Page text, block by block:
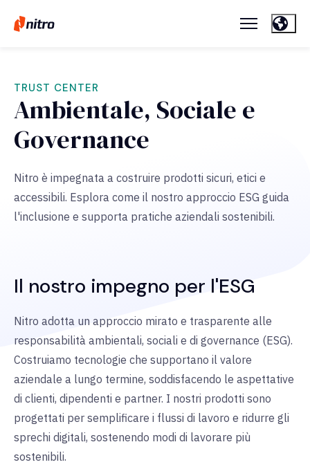
TRUST CENTER
Ambientale, Sociale e
Governance
Nitro è impegnata a costruire prodotti sicuri, etici e
accessibili. Esplora come il nostro approccio ESG guida
l'inclusione e supporta pratiche aziendali sostenibili.
Il nostro impegno per l'ESG
Nitro adotta un approccio mirato e trasparente alle
responsabilità ambientali, sociali e di governance (ESG).
Costruiamo tecnologie che supportano il valore
aziendale a lungo termine, soddisfacendo le aspettative
di clienti, dipendenti e partner. I nostri prodotti sono
progettati per semplificare i flussi di lavoro e ridurre gli
sprechi digitali, sostenendo modi di lavorare più
sostenibili.